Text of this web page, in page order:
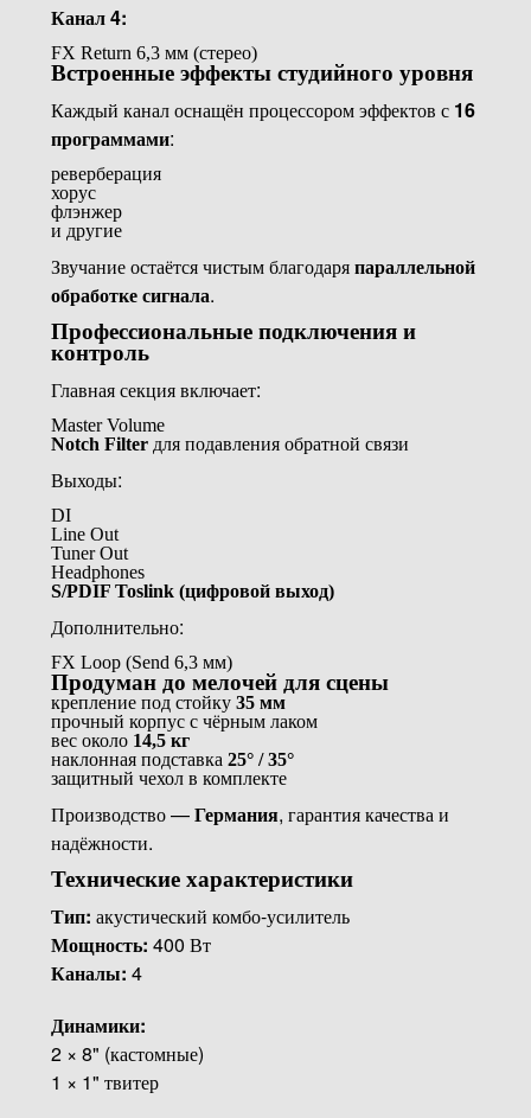
Канал 4:
FX Return 6,3 мм (стерео)
Встроенные эффекты студийного уровня
Каждый канал оснащён процессором эффектов с 16
программами:
реверберация
хорус
флэнжер
и другие
Звучание остаётся чистым благодаряпараллельной
обработке сигнала.
Профессиональные подключения и
контроль
Главная секция включает:
Master Volume
Notch Filterдля подавления обратной связи
Выходы:
DI
Line Out
Tuner Out
Headphones
S/PDIF Toslink (цифровой выход)
Дополнительно:
FX Loop (Send 6,3 мм)
Продуман до мелочей для сцены
крепление под стойку 35 мм
прочный корпус с чёрным лаком
вес около 14,5 кг
наклонная подставка 25° / 35°
защитный чехол в комплекте
Производство —Германия, гарантия качества и
надёжности.
Технические характеристики
Тип: акустический комбо-усилитель
Мощность: 400 Вт
Каналы: 4
Динамики:
2 × 8" (кастомные)
1 × 1" твитер